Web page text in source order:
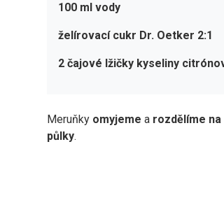
100 ml vody
želírovací cukr Dr. Oetker 2:1
2 čajové lžičky kyseliny
Meruňky omyjeme a rozdělíme na
půlky.